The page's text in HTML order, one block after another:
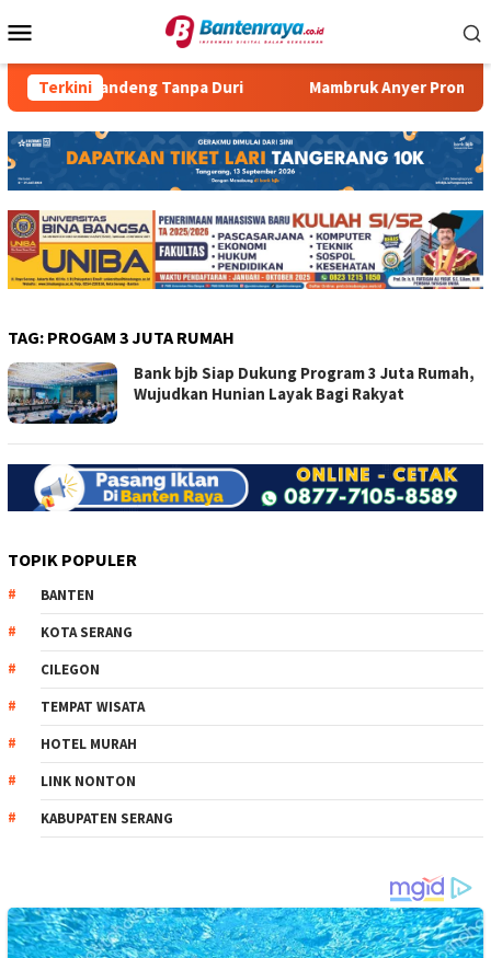
ke
Mobile
Terkini
Bandeng Tanpa Duri Mambruk Anyer Promo
TAG: PROGAM 3 JUTA RUMAH
Bank bjb Siap Dukung Program 3 Juta Rumah,
Wujudkan Hunian Layak Bagi Rakyat
TOPIK POPULER
BANTEN
KOTA SERANG
CILEGON
TEMPAT WISATA
HOTEL MURAH
LINK NONTON
KABUPATEN SERANG